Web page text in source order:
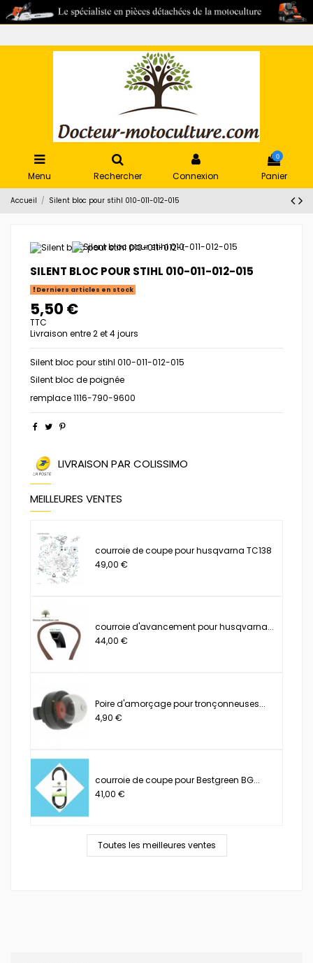
Menu Rechercher Connexion
0
Panier
Accueil Silent bloc pour stihl 010-011-012-015
SILENT BLOC POUR STIHL 010-011-012-015
Derniers articles en stock
5,50 €
TTC
Livraison entre 2 et 4 jours
Silent bloc pour stihl 010-011-012-015
Silent bloc de poignée
remplace1116-790-9600
LIVRAISON PAR COLISSIMO
MEILLEURES VENTES
courroie de coupe pour husqvarna TC138
49,00 €
courroie d'avancement pour husqvarna...
44,00 €
Poire d'amorçage pour tronçonneuses...
4,90 €
courroie de coupe pour Bestgreen BG...
41,00 €
Toutes les meilleures ventes